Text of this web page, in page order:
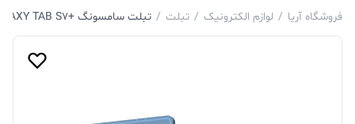
فروشگاه آریا / لوازم الکترونیک / تبلت / تبلت سامسونگ +GALAXY TAB S7ظرفیت256 گیگابایت و رم8گیگابایت